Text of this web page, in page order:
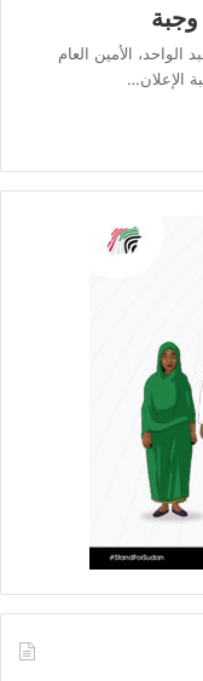
الأمين العام
الإعلان…